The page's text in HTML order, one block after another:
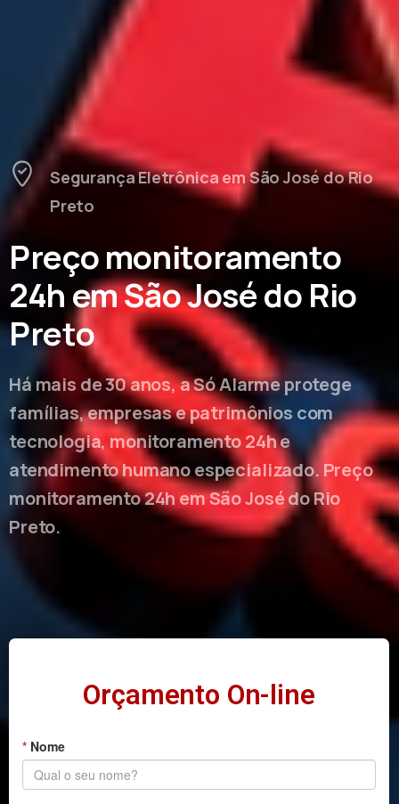
Segurança Eletrônica em São José do Rio
Preto
Preço monitoramento
24h em São José do Rio
Preto
Há mais de 30 anos, a Só Alarme protege
famílias, empresas e patrimônios com
tecnologia, monitoramento 24h e
atendimento humano especializado. Preço
monitoramento 24h em São José do Rio
Preto.
Orçamento On-line